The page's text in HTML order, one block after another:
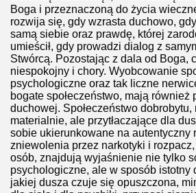
Boga i przeznaczoną do życia
rozwija się, gdy wzrasta duchowo,
samą siebie oraz prawdę, której
umieścił, gdy prowadzi dialog z
Stwórcą. Pozostając z dala od Boga,
niespokojny i chory. Wyobcowanie
psychologiczne oraz tak liczne
bogate społeczeństwo, mają również
duchowej. Społeczeństwo dobrobytu,
materialnie, ale przytłaczające dla
sobie ukierunkowane na autentyczny
zniewolenia przez narkotyki i
osób, znajdują wyjaśnienie nie tylko
psychologiczne, ale w sposób istotny
jakiej dusza czuje się opuszczona,